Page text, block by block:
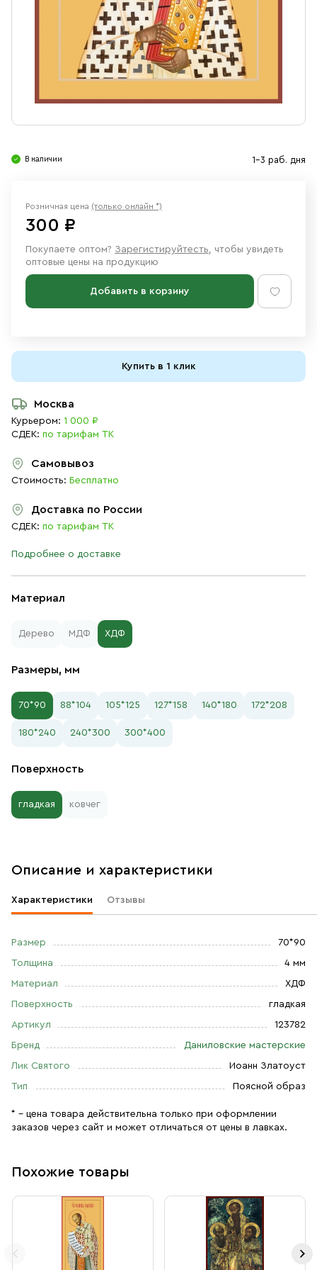
Ювелирные изделия
В наличии 1-3 раб. дня
Материал
Дерево МДФ ХДФ
Размеры, мм
70*90 88*104 105*125 127*158 140*180 172*208
180*240 240*300 300*400
Поверхность
гладкая ковчег
Розничная цена (только онлайн *)
300 ₽
Покупаете оптом? Зарегистируйтесть, чтобы увидеть
оптовые цены на продукцию
Добавить в корзину
Купить в 1 клик
Москва
Курьером: 1 000 ₽
СДЕК: по тарифам ТК
Самовывоз
Стоимость: Бесплатно
Доставка по России
СДЕК: по тарифам ТК
Подробнее о доставке
Описание и характеристики
Характеристики Отзывы
Размер 70*90
Толщина 4 мм
Материал ХДФ
Поверхность гладкая
Артикул 123782
Бренд Даниловские мастерские
Лик Святого Иоанн Златоуст
Тип Поясной образ
* – цена товара действительна только при оформлении
заказов через сайт и может отличаться от цены в лавках.
Похожие товары